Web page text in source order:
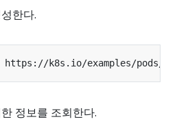
한다.
정보를 조회한다.